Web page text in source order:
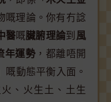
嘅理論。你有冇諗
醫嘅臟腑理論到 風
年運勢 ，都離唔開
嘅動態平衡入面。
火、火生土、土生